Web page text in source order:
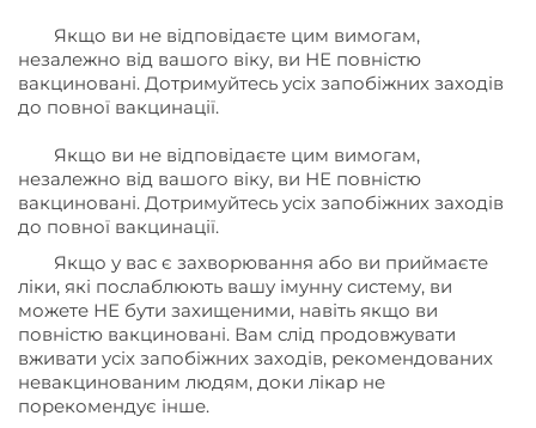
Якщо ви не відповідаєте цим вимогам,
незалежно від вашого віку, ви НЕ повністю
вакциновані. Дотримуйтесь усіх запобіжних заходів
до повної вакцинації.
Якщо ви не відповідаєте цим вимогам,
незалежно від вашого віку, ви НЕ повністю
вакциновані. Дотримуйтесь усіх запобіжних заходів
до повної вакцинації.
Якщо у вас є захворювання або ви приймаєте
ліки, які послаблюють вашу імунну систему, ви
можете НЕ бути захищеними, навіть якщо ви
повністю вакциновані. Вам слід продовжувати
вживати усіх запобіжних заходів, рекомендованих
невакцинованим людям, доки лікар не
порекомендує інше.